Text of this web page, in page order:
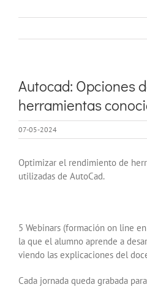
Autocad: Opciones
herramientas
07-05-2024
Optimizar el rendimiento de
utilizadas de AutoCad.
5 Webinars (formación on line
la que el alumno aprende a
viendo las explicaciones del
Cada jornada queda grabada